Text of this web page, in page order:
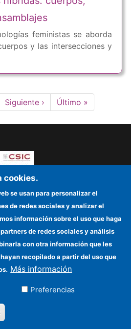
feministas se aborda
y las intersecciones y
Siguiente
página
Siguiente ›
Última
página
Último »
aude
cookies.
se usan para personalizar el
de redes sociales y analizar el
información sobre el uso que haga
de redes sociales y análisis
con otra información que les
recopilado a partir del uso que
Más información
Preferencias